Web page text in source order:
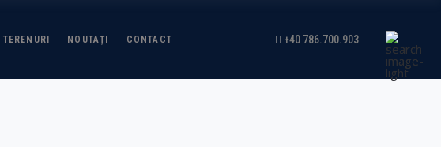
TERENURI NOUTAȚI CONTACT +40 786.700.903